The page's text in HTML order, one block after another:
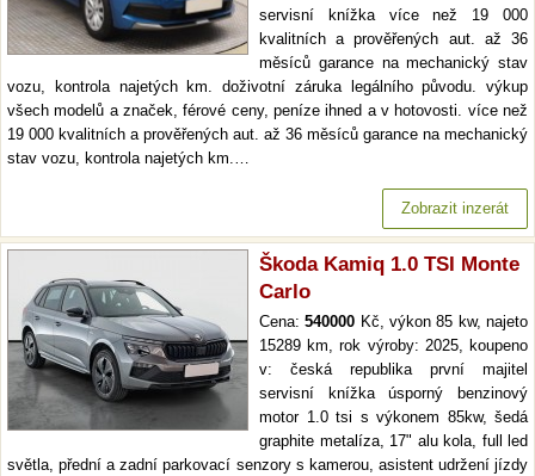
servisní knížka více než 19 000
kvalitních a prověřených aut. až 36
měsíců garance na mechanický stav
vozu, kontrola najetých km. doživotní záruka legálního původu. výkup
všech modelů a značek, férové ceny, peníze ihned a v hotovosti. více než
19 000 kvalitních a prověřených aut. až 36 měsíců garance na mechanický
stav vozu, kontrola najetých km.…
Zobrazit inzerát
Škoda Kamiq 1.0 TSI Monte
Carlo
Cena:540000 Kč, výkon 85 kw, najeto
15289 km, rok výroby: 2025, koupeno
v: česká republika první majitel
servisní knížka úsporný benzinový
motor 1.0 tsi s výkonem 85kw, šedá
graphite metalíza, 17" alu kola, full led
světla, přední a zadní parkovací senzory s kamerou, asistent udržení jízdy